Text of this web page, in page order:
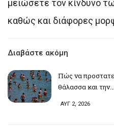
μειώσετε τον κίνδυνο
καθώς και διάφορες
Διαβάστε ακόμη
Πώς να
θάλασσα και την…
ΑΥΓ 2, 2026